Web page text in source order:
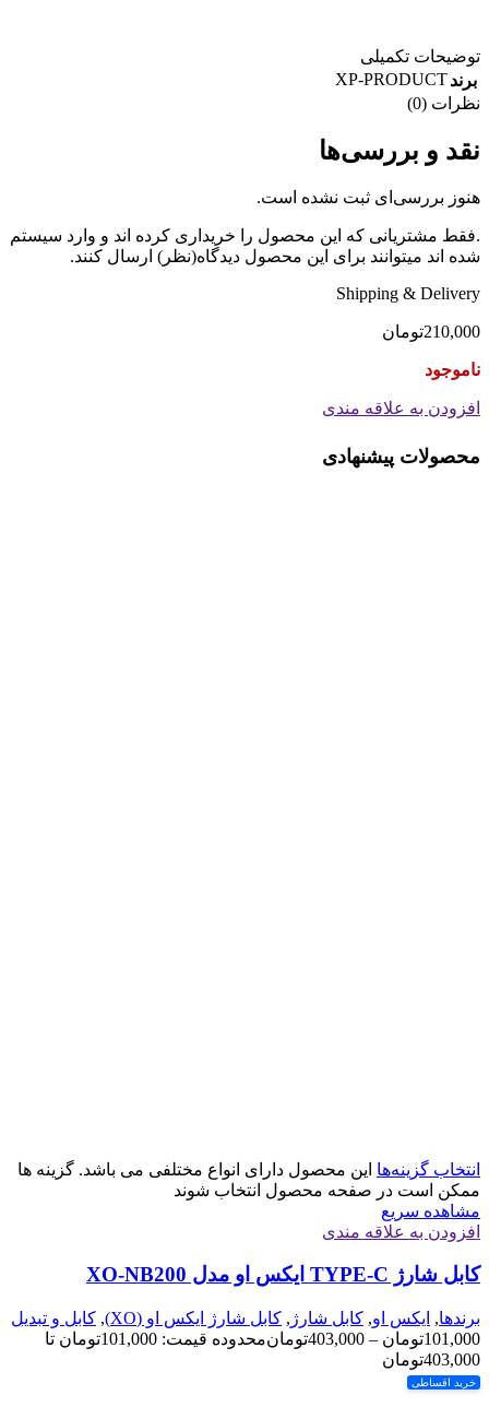
توضیحات تکمیلی
برندXP-PRODUCT
نظرات (0)
نقد و بررسی‌ها
هنوز بررسی‌ای ثبت نشده است.
.فقط مشتریانی که این محصول را خریداری کرده اند و وارد سیستم
شده اند میتوانند برای این محصول دیدگاه(نظر) ارسال کنند.
Shipping & Delivery
210,000تومان
ناموجود
افزودن به علاقه مندی
محصولات پیشنهادی
انتخاب گزینه‌ها این محصول دارای انواع مختلفی می باشد. گزینه ها
ممکن است در صفحه محصول انتخاب شوند
مشاهده سریع
افزودن به علاقه مندی
کابل شارژ TYPE-C ایکس او مدل XO-NB200
برندها, ایکس او, کابل شارژ , کابل شارژ ایکس او (XO) , کابل و تبدیل
101,000تومان –
403,000تومان
محدوده قیمت: 101,000تومان تا
403,000تومان
خرید اقساطی